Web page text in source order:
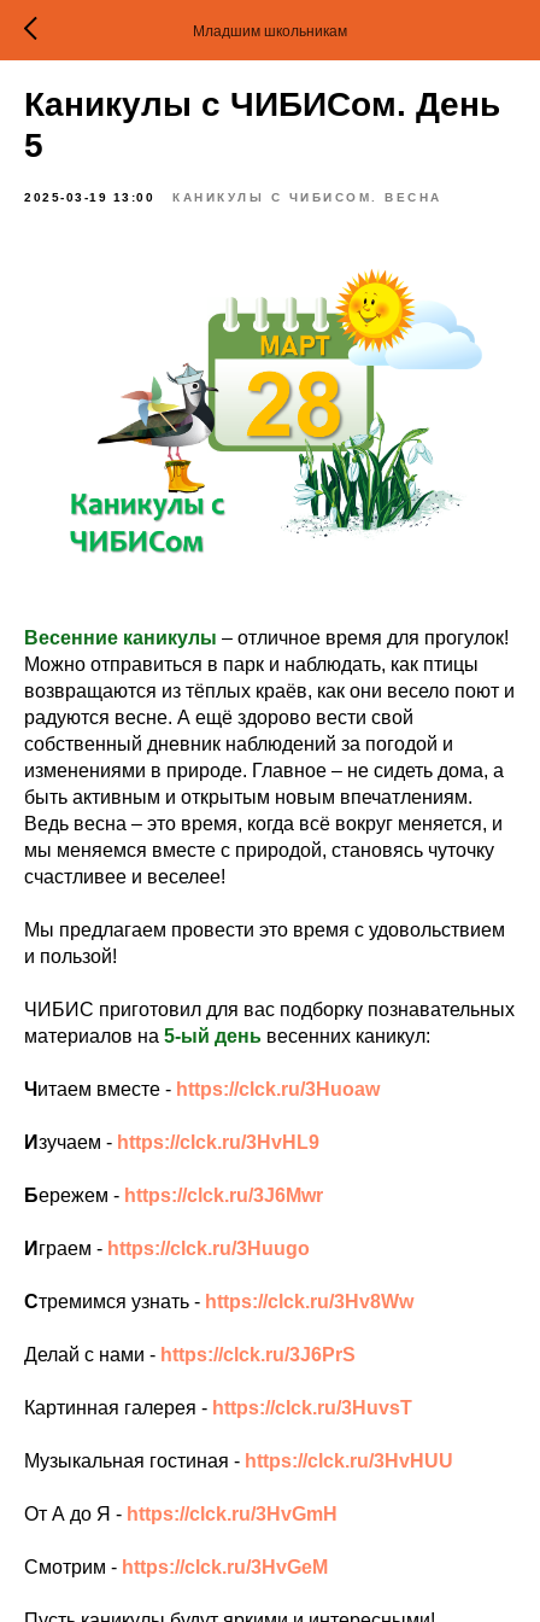
Младшим школьникам
Каникулы с ЧИБИСом. День
5
2025-03-19 13:00 КАНИКУЛЫ С ЧИБИСОМ. ВЕСНА
Весенние каникулы – отличное время для прогулок!
Можно отправиться в парк и наблюдать, как птицы
возвращаются из тёплых краёв, как они весело поют и
радуются весне. А ещё здорово вести свой
собственный дневник наблюдений за погодой и
изменениями в природе. Главное – не сидеть дома, а
быть активным и открытым новым впечатлениям.
Ведь весна – это время, когда всё вокруг меняется, и
мы меняемся вместе с природой, становясь чуточку
счастливее и веселее!
Мы предлагаем провести это время с удовольствием
и пользой!
ЧИБИС приготовил для вас подборку познавательных
материалов на 5-ый день весенних каникул:
Ч итаем вместе - https://clck.ru/3Huoaw
Изучаем - https://clck.ru/3HvHL9
Бережем - https://clck.ru/3J6Mwr
И граем - https://clck.ru/3Huugo
Стремимся узнать - https://clck.ru/3Hv8Ww
Делай с нами - https://clck.ru/3J6PrS
Картинная галерея - https://clck.ru/3HuvsT
Музыкальная гостиная - https://clck.ru/3HvHUU
От А до Я - https://clck.ru/3HvGmH
Смотрим - https://clck.ru/3HvGeM